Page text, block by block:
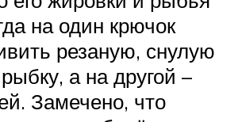
на один крючок
резаную, снулую
а на другой –
Замечено, что